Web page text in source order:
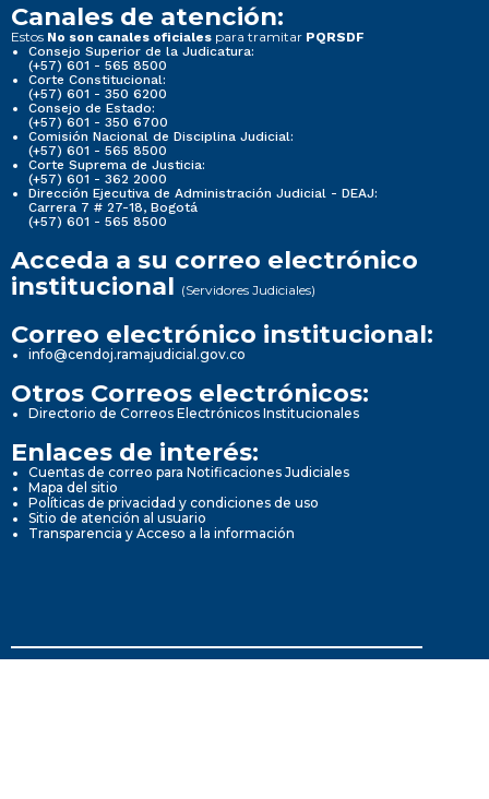
Canales de atención:
Estos No son canales oficiales para tramitar PQRSDF
Consejo Superior de la Judicatura:
(+57) 601 - 565 8500
Corte Constitucional:
(+57) 601 - 350 6200
Consejo de Estado:
(+57) 601 - 350 6700
Comisión Nacional de Disciplina Judicial:
(+57) 601 - 565 8500
Corte Suprema de Justicia:
(+57) 601 - 362 2000
Dirección Ejecutiva de Administración Judicial - DEAJ:
Carrera 7 # 27-18, Bogotá
(+57) 601 - 565 8500
Acceda a su correo electrónico
institucional (Servidores Judiciales)
Correo electrónico institucional:
info@cendoj.ramajudicial.gov.co
Otros Correos electrónicos:
Directorio de Correos Electrónicos Institucionales
Enlaces de interés:
Cuentas de correo para Notificaciones Judiciales
Mapa del sitio
Políticas de privacidad y condiciones de uso
Sitio de atención al usuario
Transparencia y Acceso a la información